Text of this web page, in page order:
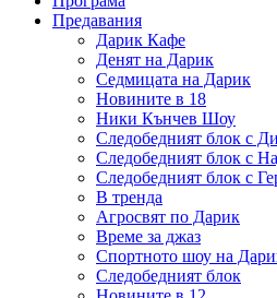
Предавания
Дарик Кафе
Денят на Дарик
Седмицата на Дарик
Новините в 18
Ники Кънчев Шоу
Следобедният блок с
Следобедният блок с
Следобедният блок с
В тренда
Агросвят по Дарик
Време за джаз
Спортното шоу на
Следобедният блок